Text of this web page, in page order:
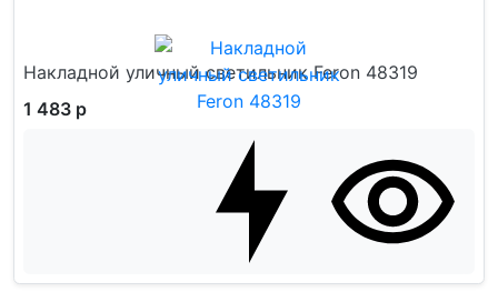
Накладной уличный светильник Feron 48319
1 483 р